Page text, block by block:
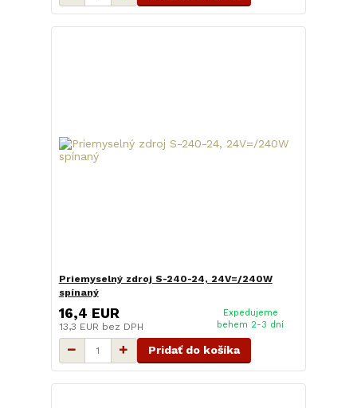
Priemyselný zdroj S-240-24, 24V=/240W
spínaný
16,4 EUR
13,3 EUR bez DPH
Expedujeme
behem 2-3 dní
Pridať do košíka